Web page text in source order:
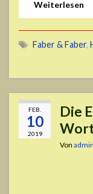
Weiterlesen
Faber & Faber,
FEB.
10
2019
Die
Von admin